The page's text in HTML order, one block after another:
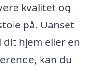
kvalitet og
på. Uanset
hjem eller en
kan du